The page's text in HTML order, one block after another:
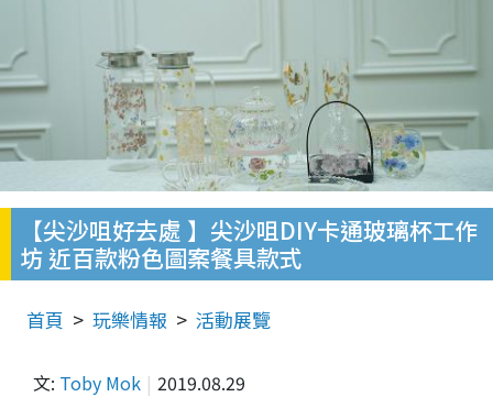
【尖沙咀好去處 】尖沙咀DIY卡通玻璃杯工作
坊 近百款粉色圖案餐具款式
首頁 玩樂情報 活動展覽
文: Toby Mok 2019.08.29